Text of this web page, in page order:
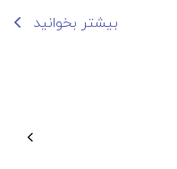
بیشتر بخوانید